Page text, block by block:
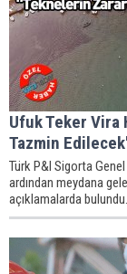
Ufuk Teker Vira
Tazmin
Türk P&I Sigorta
ardından meydana
açıklamalarda bulundu.